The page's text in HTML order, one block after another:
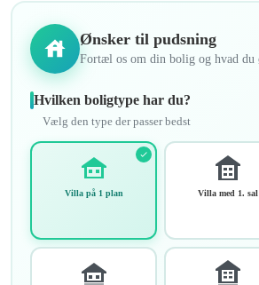
Ønsker til pudsning
Fortæl os om din bolig og hvad du
Hvilken boligtype har du?
Vælg den type der passer bedst
Villa på 1 plan Villa med 1. sal